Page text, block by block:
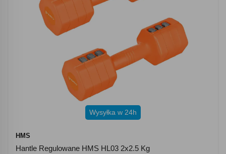
Wysyłka w 24h
HMS
Hantle Regulowane HMS HL03 2x2.5 Kg